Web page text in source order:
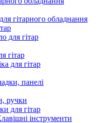
гітарного обладнання
для гітар
гітар
для гітар
панелі
ручки
для гітар
інструменти